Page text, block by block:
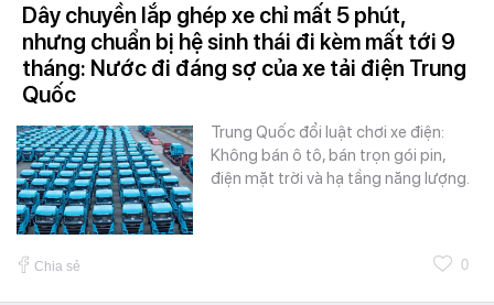
Dây chuyền lắp ghép xe chỉ mất 5 phút,
nhưng chuẩn bị hệ sinh thái đi kèm mất tới 9
tháng: Nước đi đáng sợ của xe tải điện Trung
Quốc
Trung Quốc đổi luật chơi xe điện:
Không bán ô tô, bán trọn gói pin,
điện mặt trời và hạ tầng năng lượng.
Chia sẻ 0